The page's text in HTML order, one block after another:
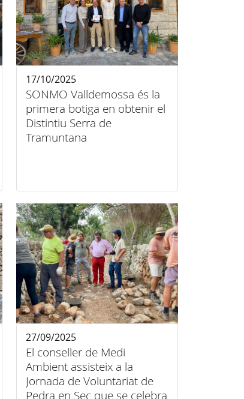
SONMO Valldemossa és la
primera botiga en obtenir el
Distintiu Serra de
Tramuntana
17/10/2025
El conseller de Medi
Ambient assisteix a la
Jornada de Voluntariat de
Pedra en Sec que se celebra
27/09/2025